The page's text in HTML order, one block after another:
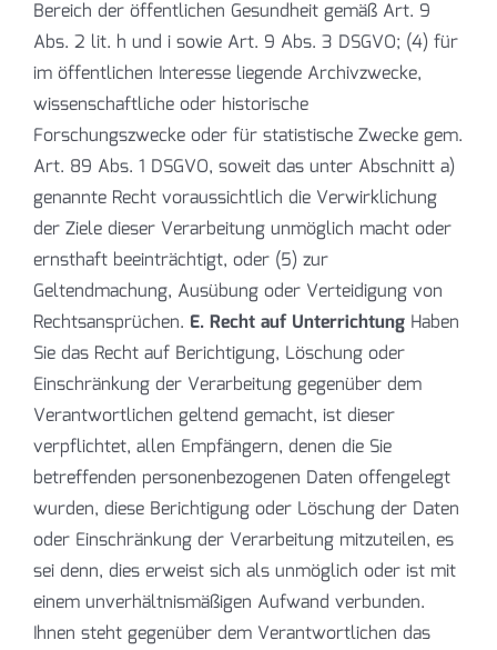
Bereich der öffentlichen Gesundheit gemäß Art. 9
Abs. 2 lit. h und i sowie Art. 9 Abs. 3 DSGVO; (4) für
im öffentlichen Interesse liegende Archivzwecke,
wissenschaftliche oder historische
Forschungszwecke oder für statistische Zwecke gem.
Art. 89 Abs. 1 DSGVO, soweit das unter Abschnitt a)
genannte Recht voraussichtlich die Verwirklichung
der Ziele dieser Verarbeitung unmöglich macht oder
ernsthaft beeinträchtigt, oder (5) zur
Geltendmachung, Ausübung oder Verteidigung von
Rechtsansprüchen. E. Recht auf Unterrichtung Haben
Sie das Recht auf Berichtigung, Löschung oder
Einschränkung der Verarbeitung gegenüber dem
Verantwortlichen geltend gemacht, ist dieser
verpflichtet, allen Empfängern, denen die Sie
betreffenden personenbezogenen Daten offengelegt
wurden, diese Berichtigung oder Löschung der Daten
oder Einschränkung der Verarbeitung mitzuteilen, es
sei denn, dies erweist sich als unmöglich oder ist mit
einem unverhältnismäßigen Aufwand verbunden.
Ihnen steht gegenüber dem Verantwortlichen das